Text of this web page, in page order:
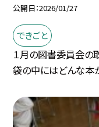
公開日 2026/01/27
できごと
１月の図書委員会の
袋の中にはどんな本